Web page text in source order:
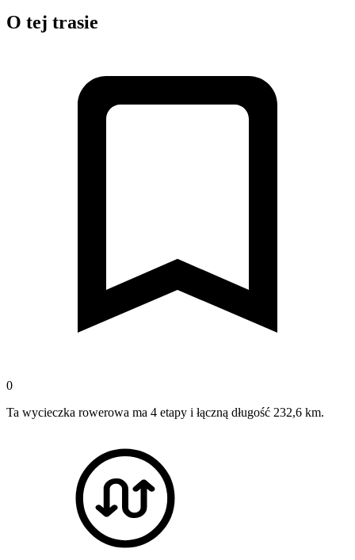
O tej trasie
0
Ta wycieczka rowerowa ma 4 etapy i łączną długość 232,6 km.